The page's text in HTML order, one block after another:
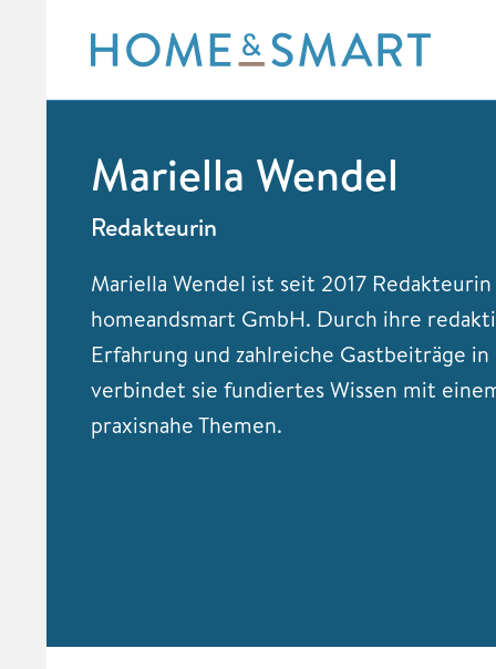
content
Mariella Wendel
Redakteurin
Mariella Wendel ist seit 2017
homeandsmart GmbH. Durch ihre
Erfahrung und zahlreiche Gastbeiträge in
verbindet sie fundiertes Wissen mit
praxisnahe Themen.